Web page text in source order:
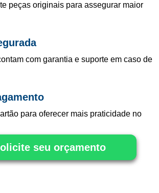
peças originais para assegurar maior
com garantia e suporte em caso de
para oferecer mais praticidade no
seu orçamento